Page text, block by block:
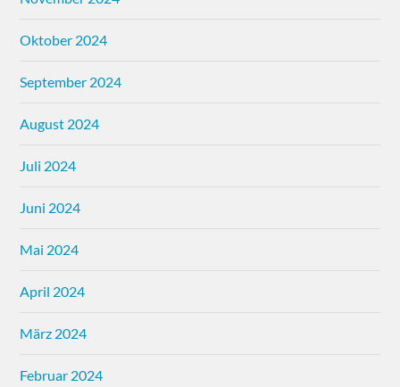
Oktober 2024
September 2024
August 2024
Juli 2024
Juni 2024
Mai 2024
April 2024
März 2024
Februar 2024